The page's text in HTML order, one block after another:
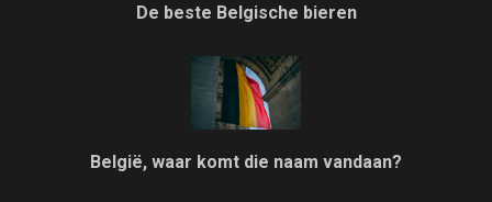
De beste Belgische bieren
België, waar komt die naam vandaan?